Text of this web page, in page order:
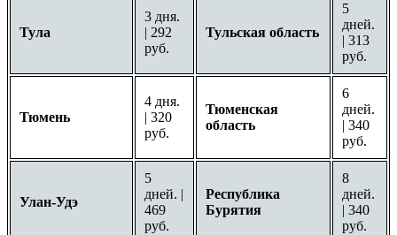
Тула
3 дня.
| 292
руб.
Тульская область
5
дней.
| 313
руб.
Тюмень
4 дня.
| 320
руб.
Тюменская
область
6
дней.
| 340
руб.
Улан-Удэ
5
дней. |
469
руб.
Республика
Бурятия
8
дней.
| 340
руб.